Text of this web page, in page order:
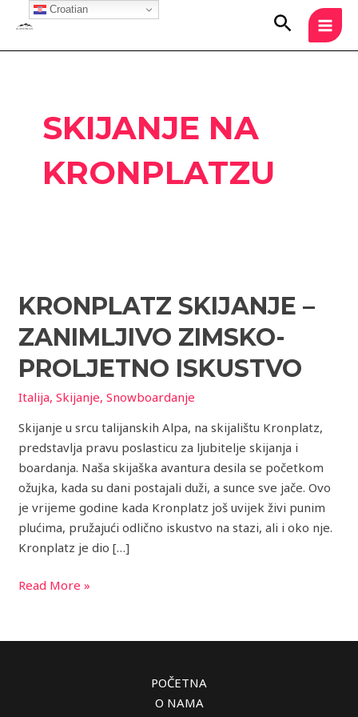
content
Search
SKIJANJE NA
KRONPLATZU
KRONPLATZ SKIJANJE –
ZANIMLJIVO ZIMSKO-
PROLJETNO ISKUSTVO
Italija,Skijanje,Snowboardanje
Skijanje u srcu talijanskih Alpa, na skijalištu Kronplatz,
predstavlja pravu poslasticu za ljubitelje skijanja i
boardanja. Naša skijaška avantura desila se početkom
ožujka, kada su dani postajali duži, a sunce sve jače. Ovo
je vrijeme godine kada Kronplatz još uvijek živi punim
plućima, pružajući odlično iskustvo na stazi, ali i oko nje.
Kronplatz je dio […]
–
zimsko-
proljetno
iskustvo
Read More »
POČETNA
O NAMA
Croatian